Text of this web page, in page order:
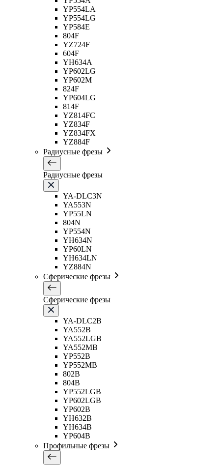
YP554LA
YP554LG
YP584E
804F
YZ724F
604F
YH634A
YP602LG
YP602M
824F
YP604LG
814F
YZ814FC
YZ834F
YZ834FX
YZ884F
Радиусные фрезы
Радиусные фрезы
YA-DLC3N
YA553N
YP55LN
804N
YP554N
YH634N
YP60LN
YH634LN
YZ884N
Сферические фрезы
Сферические фрезы
YA-DLC2B
YA552B
YA552LGB
YA552MB
YP552B
YP552MB
802B
804B
YP552LGB
YP602LGB
YP602B
YH632B
YH634B
YP604B
Профильные фрезы